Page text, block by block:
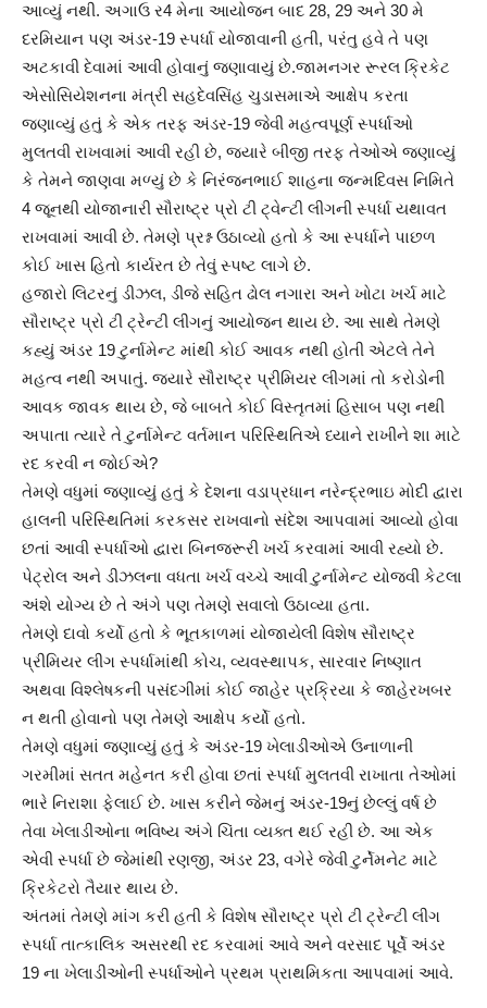
આવ્યું નથી. અગાઉ ર4 મેના આયોજન બાદ 28, 29 અને 30 મે
દરમિયાન પણ અંડર-19 સ્પર્ધા યોજાવાની હતી, પરંતુ હવે તે પણ
અટકાવી દેવામાં આવી હોવાનું જણાવાયું છે.જામનગર રૂરલ ક્રિકેટ
એસોસિયેશનના મંત્રી સહદેવસિંહ ચુડાસમાએ આક્ષેપ કરતા
જણાવ્યું હતું કે એક તરફ અંડર-19 જેવી મહત્વપૂર્ણ સ્પર્ધાઓ
મુલતવી રાખવામાં આવી રહી છે, જ્યારે બીજી તરફ તેઓએ જણાવ્યું
કે તેમને જાણવા મળ્યું છે કે નિરંજનભાઈ શાહના જન્મદિવસ નિમિતે
4 જૂનથી યોજાનારી સૌરાષ્ટ્ર પ્રો ટી ટ્વેન્ટી લીગની સ્પર્ધા યથાવત
રાખવામાં આવી છે. તેમણે પ્રશ્ન ઉઠાવ્યો હતો કે આ સ્પર્ધાને પાછળ
કોઈ ખાસ હિતો કાર્યરત છે તેવું સ્પષ્ટ લાગે છે.
હજારો લિટરનું ડીઝલ, ડીજે સહિત ઢોલ નગારા અને ખોટા ખર્ચ માટે
સૌરાષ્ટ્ર પ્રો ટી ટ્રેન્ટી લીગનું આયોજન થાય છે. આ સાથે તેમણે
કહ્યું અંડર 19 ટુર્નામેન્ટ માંથી કોઈ આવક નથી હોતી એટલે તેને
મહત્વ નથી અપાતું. જ્યારે સૌરાષ્ટ્ર પ્રીમિયર લીગમાં તો કરોડોની
આવક જાવક થાય છે, જે બાબતે કોઈ વિસ્તૃતમાં હિસાબ પણ નથી
અપાતા ત્યારે તે ટુર્નામેન્ટ વર્તમાન પરિસ્થિતિએ ધ્યાને રાખીને શા માટે
રદ કરવી ન જોઈએ?
તેમણે વધુમાં જણાવ્યું હતું કે દેશના વડાપ્રધાન નરેન્દ્રભાઇ મોદી દ્વારા
હાલની પરિસ્થિતિમાં કરકસર રાખવાનો સંદેશ આપવામાં આવ્યો હોવા
છતાં આવી સ્પર્ધાઓ દ્વારા બિનજરૂરી ખર્ચ કરવામાં આવી રહ્યો છે.
પેટ્રોલ અને ડીઝલના વધતા ખર્ચ વચ્ચે આવી ટુર્નામેન્ટ યોજવી કેટલા
અંશે યોગ્ય છે તે અંગે પણ તેમણે સવાલો ઉઠાવ્યા હતા.
તેમણે દાવો કર્યો હતો કે ભૂતકાળમાં યોજાયેલી વિશેષ સૌરાષ્ટ્ર
પ્રીમિયર લીગ સ્પર્ધામાંથી કોચ, વ્યવસ્થાપક, સારવાર નિષ્ણાત
અથવા વિશ્લેષકની પસંદગીમાં કોઈ જાહેર પ્રક્રિયા કે જાહેરખબર
ન થતી હોવાનો પણ તેમણે આક્ષેપ કર્યો હતો.
તેમણે વધુમાં જણાવ્યું હતું કે અંડર-19 ખેલાડીઓએ ઉનાળાની
ગરમીમાં સતત મહેનત કરી હોવા છતાં સ્પર્ધા મુલતવી રાખાતા તેઓમાં
ભારે નિરાશા ફેલાઈ છે. ખાસ કરીને જેમનું અંડર-19નું છેલ્લું વર્ષ છે
તેવા ખેલાડીઓના ભવિષ્ય અંગે ચિંતા વ્યક્ત થઈ રહી છે. આ એક
એવી સ્પર્ધા છે જેમાંથી રણજી, અંડર 23, વગેરે જેવી ટુર્નેમનેટ માટે
ક્રિકેટરો તૈયાર થાય છે.
અંતમાં તેમણે માંગ કરી હતી કે વિશેષ સૌરાષ્ટ્ર પ્રો ટી ટ્રેન્ટી લીગ
સ્પર્ધા તાત્કાલિક અસરથી રદ કરવામાં આવે અને વરસાદ પૂર્વે અંડર
19 ના ખેલાડીઓની સ્પર્ધાઓને પ્રથમ પ્રાથમિકતા આપવામાં આવે.